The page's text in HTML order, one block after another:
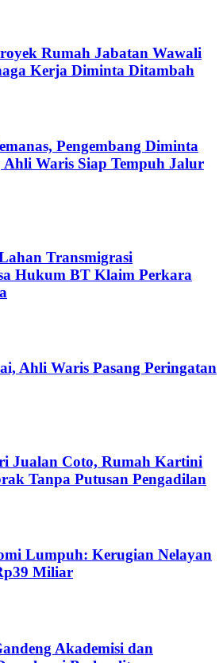
Rumah Jabatan Wawali
Kerja Diminta Ditambah
Pengembang Diminta
Waris Siap Tempuh Jalur
Transmigrasi
Hukum BT Klaim Perkara
Ahli Waris Pasang Peringatan
Jualan Coto, Rumah Kartini
Tanpa Putusan Pengadilan
Lumpuh: Kerugian Nelayan
Miliar
Akademisi dan